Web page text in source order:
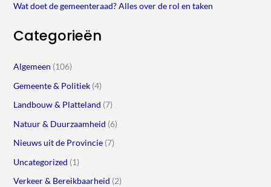
Wat doet de gemeenteraad? Alles over de rol en taken
Categorieën
Algemeen (106)
Gemeente & Politiek(4)
Landbouw & Platteland (7)
Natuur & Duurzaamheid (6)
Nieuws uit de Provincie(7)
Uncategorized (1)
Verkeer & Bereikbaarheid (2)